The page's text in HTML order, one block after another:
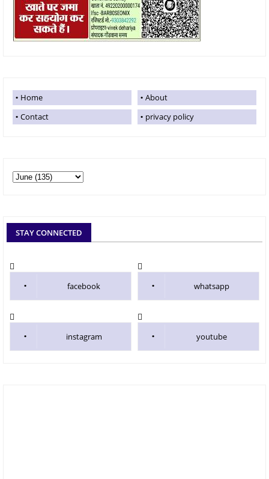
Home
About
Contact
privacy policy
STAY CONNECTED
facebook whatsapp
instagram youtube